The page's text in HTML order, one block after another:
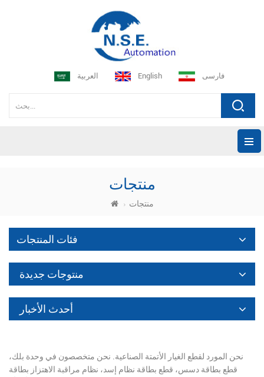
العربية English فارسی
منتجات
منتجات
فئات المنتجات
منتوجات جديدة
أحدث الأخبار
نحن المورد لقطع الغيار الأتمتة الصناعية. نحن متخصصون في وحدة بلك،
قطع بطاقة دسس، قطع بطاقة نظام إسد، نظام مراقبة الاهتزاز بطاقة